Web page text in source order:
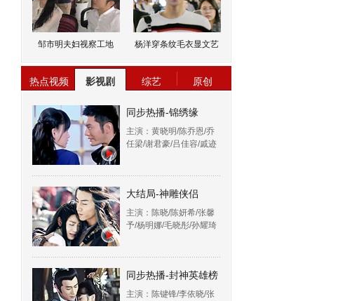
邹市明夫妇视察工地 杨洋穿条纹毛衣显文艺
热点视频 影视剧 综艺 原创
同步热播-锦绣缘
主演：黄晓明/陈乔恩/乔
任梁/谢君豪/吕佳容/戚迹
大结局-神雕侠侣
主演：陈晓/陈妍希/张馨
予/杨明娜/毛晓彤/孙耀琦
同步热播-封神英雄榜
主演：陈键锋/李依晓/张